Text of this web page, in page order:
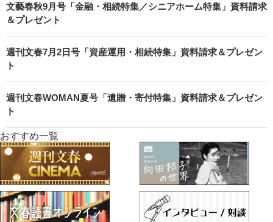
文藝春秋9月号「金融・相続特集／シニアホーム特集」資料請求
＆プレゼント
週刊文春7月2日号「資産運用・相続特集」資料請求＆プレゼン
ト
週刊文春WOMAN夏号「遺贈・寄付特集」資料請求＆プレゼン
ト
おすすめ一覧